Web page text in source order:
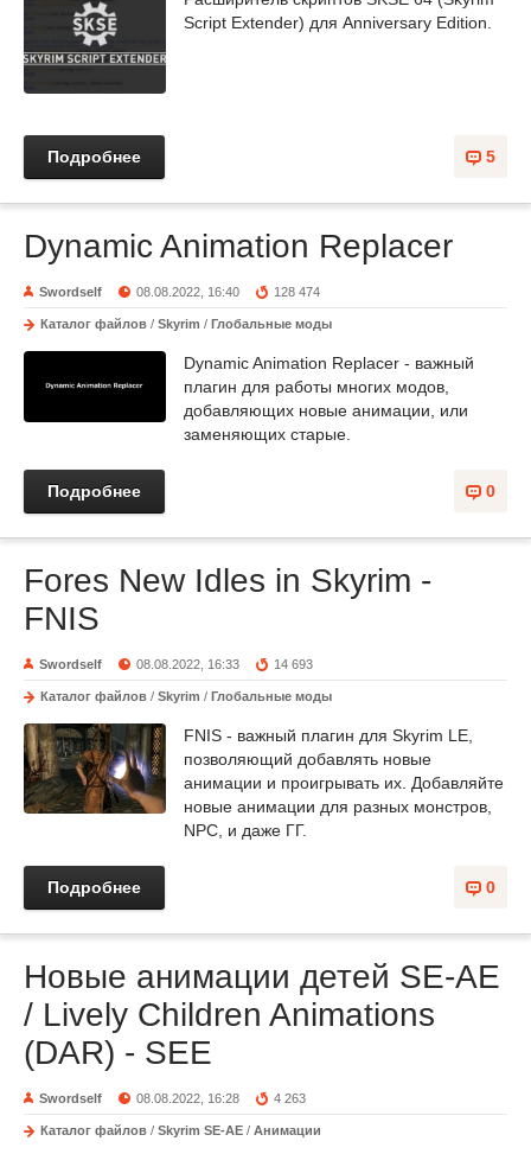
Script Extender) для Anniversary Edition.
5
Подробнее
Dynamic Animation Replacer
Swordself 08.08.2022, 16:40 128 474
Каталог файлов / Skyrim / Глобальные моды
Dynamic Animation Replacer - важный
плагин для работы многих модов,
добавляющих новые анимации, или
заменяющих старые.
0
Подробнее
Fores New Idles in Skyrim -
FNIS
Swordself 08.08.2022, 16:33 14 693
Каталог файлов / Skyrim / Глобальные моды
FNIS - важный плагин для Skyrim LE,
позволяющий добавлять новые
анимации и проигрывать их. Добавляйте
новые анимации для разных монстров,
NPC, и даже ГГ.
0
Подробнее
Новые анимации детей SE-AE
/ Lively Children Animations
(DAR) - SEE
Swordself 08.08.2022, 16:28 4 263
Каталог файлов / Skyrim SE-AE / Анимации